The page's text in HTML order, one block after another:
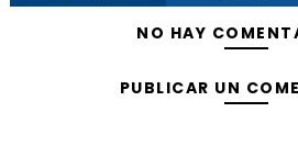
NO HAY
PUBLICAR UN